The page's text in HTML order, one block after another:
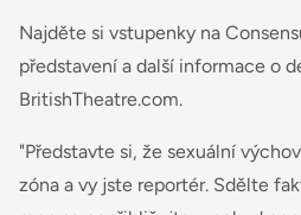
Najděte si vstupenky na
představení a další informace o
BritishTheatre.com.
"Představte si, že sexuální
zóna a vy jste reportér. Sdělte